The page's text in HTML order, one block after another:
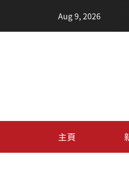
Aug 9, 2026
主頁